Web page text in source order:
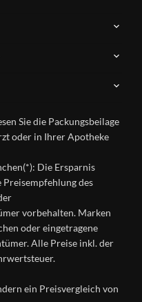
Sie die Packungsbeilage
oder in Ihrer Apotheke
Die Ersparnis
des
vorbehalten. Marken
oder eingetragene
Alle Preise inkl. der
ein Preisvergleich von